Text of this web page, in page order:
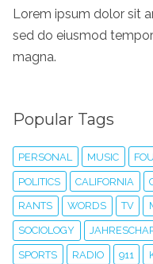
Lorem ipsum dolor sit
sed do eiusmod
magna.
Popular Tags
PERSONAL MUSIC
POLITICS CALIFORNIA
RANTS WORDS TV
SOCIOLOGY
SPORTS RADIO 911